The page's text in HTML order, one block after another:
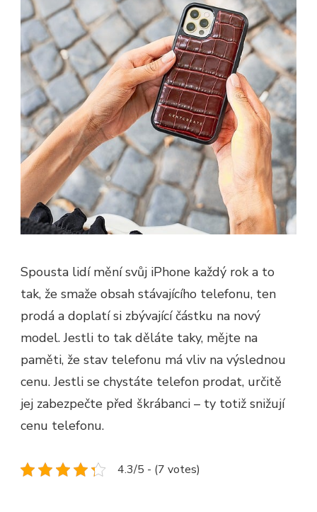
Spousta lidí mění svůj iPhone každý rok a to
tak, že smaže obsah stávajícího telefonu, ten
prodá a doplatí si zbývající částku na nový
model. Jestli to tak děláte taky, mějte na
paměti, že stav telefonu má vliv na výslednou
cenu. Jestli se chystáte telefon prodat, určitě
jej zabezpečte před škrábanci – ty totiž snižují
cenu telefonu.
4.3/5 - (7 votes)